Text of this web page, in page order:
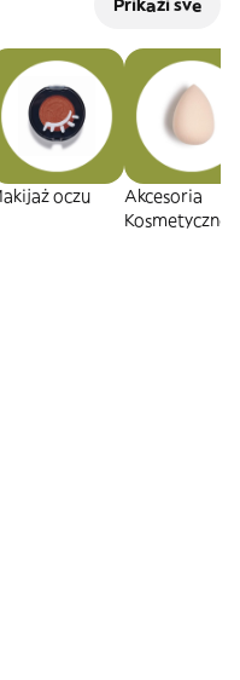
Prikaži sve
oczu
Akcesoria
Kosmetyczne